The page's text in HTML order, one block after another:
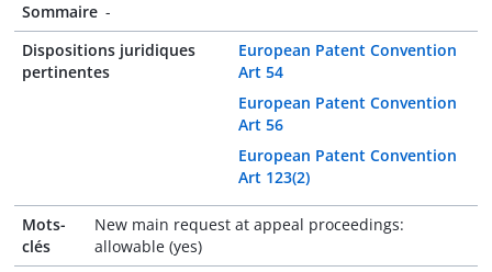
Sommaire -
Dispositions juridiques
pertinentes
European Patent Convention
Art 54
European Patent Convention
Art 56
European Patent Convention
Art 123(2)
Mots-
clés
New main request at appeal proceedings:
allowable (yes)